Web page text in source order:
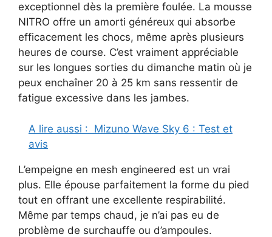
exceptionnel dès la première foulée. La mousse
NITRO offre un amorti généreux qui absorbe
efficacement les chocs, même après plusieurs
heures de course. C’est vraiment appréciable
sur les longues sorties du dimanche matin où je
peux enchaîner 20 à 25 km sans ressentir de
fatigue excessive dans les jambes.
A lire aussi : Mizuno Wave Sky 6 : Test et
avis
L’empeigne en mesh engineered est un vrai
plus. Elle épouse parfaitement la forme du pied
tout en offrant une excellente respirabilité.
Même par temps chaud, je n’ai pas eu de
problème de surchauffe ou d’ampoules.